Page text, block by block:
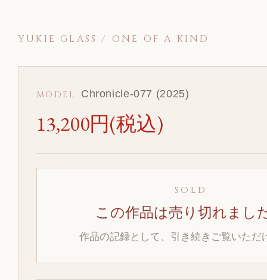
YUKIE GLASS / ONE OF A KIND
MODEL Chronicle-077 (2025)
13,200円(税込)
SOLD
この作品は売り切れまし
作品の記録として、引き続きご覧いただ